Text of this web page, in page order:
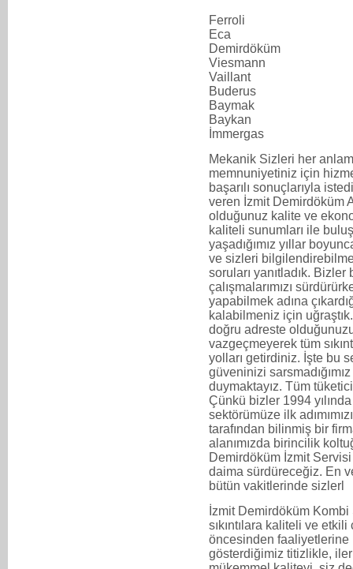
Ferroli
Eca
Demirdöküm
Viesmann
Vaillant
Buderus
Baymak
Baykan
İmmergas
Mekanik Sizleri her
memnuniyetiniz için
başarılı sonuçlarıyla
veren İzmit Demirdöküm
olduğunuz kalite ve
kaliteli sunumları ile
yaşadığımız yıllar
ve sizleri
soruları yanıtladık.
çalışmalarımızı
yapabilmek adına
kalabilmeniz için
doğru adreste
vazgeçmeyerek tüm
yolları getirdiniz. İşte bu
güveninizi
duymaktayız. Tüm
Çünkü bizler 1994
sektörümüze ilk
tarafından bilinmiş bir
alanımızda birincilik
Demirdöküm İzmit
daima sürdüreceğiz. En
bütün vakitlerinde sizlerl
İzmit Demirdöküm Kombi
sıkıntılara kaliteli ve
öncesinden faaliyetlerine
gösterdiğimiz titizlikle,